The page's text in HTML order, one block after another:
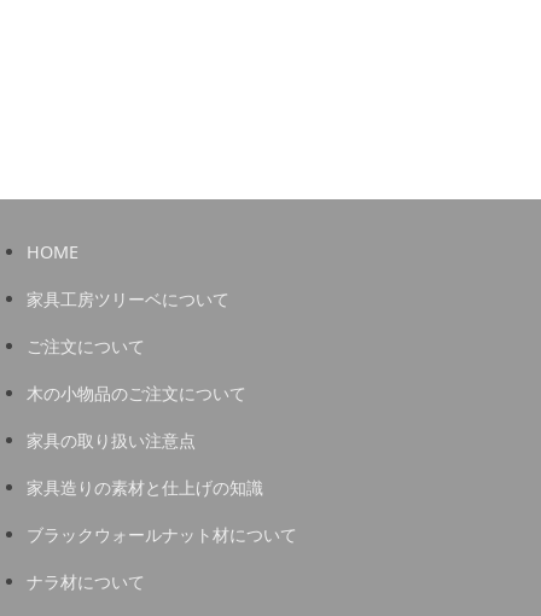
HOME
家具工房ツリーベについて
ご注文について
木の小物品のご注文について
家具の取り扱い注意点
家具造りの素材と仕上げの知識
ブラックウォールナット材について
ナラ材について